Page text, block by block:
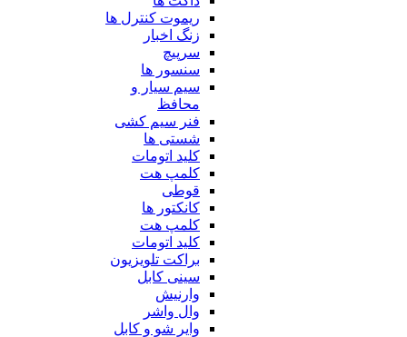
ریموت کنترل ها
زنگ اخبار
سرپیچ
سنسور ها
سیم سیار و
محافظ
فنر سیم کشی
شستی ها
کلید اتومات
کلمپ هت
قوطی
کانکتور ها
کلمپ هت
کلید اتومات
براکت تلویزیون
سینی کابل
وارنیش
وال واشر
وایر شو و کابل